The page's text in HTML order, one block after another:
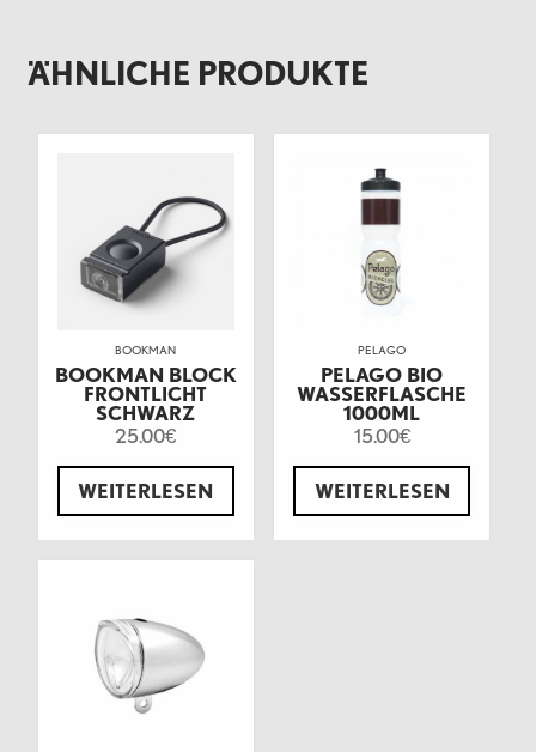
ÄHNLICHE PRODUKTE
BOOKMAN
BOOKMAN BLOCK
FRONTLICHT
SCHWARZ
25.00€
WEITERLESEN
PELAGO
PELAGO BIO
WASSERFLASCHE
1000ML
15.00€
WEITERLESEN